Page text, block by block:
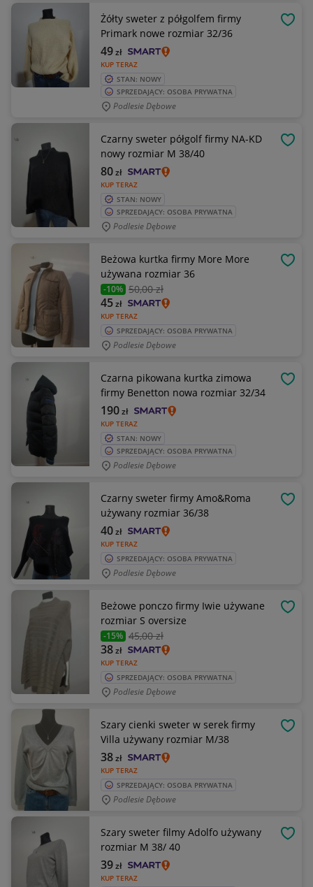
Żółty sweter z półgolfem firmy
Primark nowe rozmiar 32/36
KUP TERAZ
49zł
STAN: NOWY
SPRZEDAJĄCY: OSOBA PRYWATNA
Podlesie Dębowe
Czarny sweter półgolf firmy NA-KD
nowy rozmiar M 38/40
KUP TERAZ
80zł
STAN: NOWY
SPRZEDAJĄCY: OSOBA PRYWATNA
Podlesie Dębowe
Beżowa kurtka firmy More More
używana rozmiar 36
-10% 50,00 zł
KUP TERAZ
45zł
SPRZEDAJĄCY: OSOBA PRYWATNA
Podlesie Dębowe
Czarna pikowana kurtka zimowa
firmy Benetton nowa rozmiar 32/34
KUP TERAZ
190zł
STAN: NOWY
SPRZEDAJĄCY: OSOBA PRYWATNA
Podlesie Dębowe
Czarny sweter firmy Amo&Roma
używany rozmiar 36/38
KUP TERAZ
40zł
SPRZEDAJĄCY: OSOBA PRYWATNA
Podlesie Dębowe
Beżowe ponczo firmy Iwie używane
rozmiar S oversize
-15% 45,00 zł
KUP TERAZ
38zł
SPRZEDAJĄCY: OSOBA PRYWATNA
Podlesie Dębowe
Szary cienki sweter w serek firmy
Villa używany rozmiar M/38
KUP TERAZ
38zł
SPRZEDAJĄCY: OSOBA PRYWATNA
Podlesie Dębowe
Szary sweter filmy Adolfo używany
rozmiar M 38/ 40
KUP TERAZ
39zł